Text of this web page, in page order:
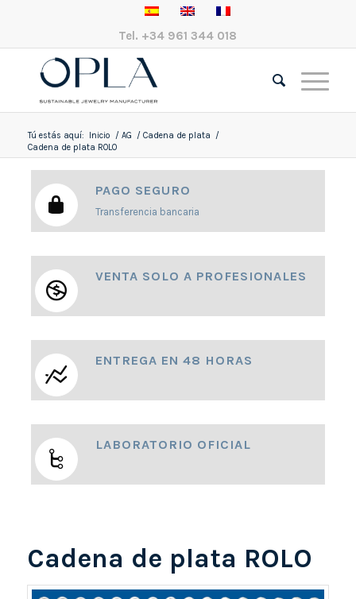
Tel. +34 961 344 018
Tú estás aquí: Inicio / AG / Cadena de plata
/
Cadena de plata ROLO
PAGO SEGURO
Transferencia bancaria
VENTA SOLO A PROFESIONALES
ENTREGA EN 48 HORAS
LABORATORIO OFICIAL
Cadena de plata ROLO